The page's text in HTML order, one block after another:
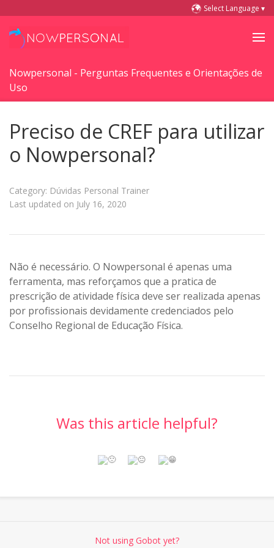
Select Language ▾
Nowpersonal - Perguntas Frequentes e Orientações de
Uso
Preciso de CREF para utilizar
o Nowpersonal?
Category: Dúvidas Personal Trainer
Last updated on July 16, 2020
Não é necessário. O Nowpersonal é apenas uma
ferramenta, mas reforçamos que a pratica de
prescrição de atividade física deve ser realizada apenas
por profissionais devidamente credenciados pelo
Conselho Regional de Educação Física.
Was this article helpful?
Not using Gobot yet?